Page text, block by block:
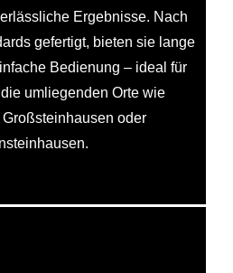
Ergebnisse. Nach
gefertigt, bieten sie lange
Bedienung – ideal für
umliegenden Orte wie
oder